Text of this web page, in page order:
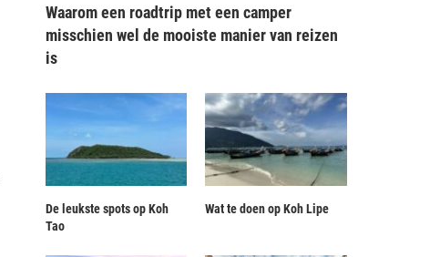
Waarom een roadtrip met een camper
misschien wel de mooiste manier van reizen
is
De leukste spots op Koh
Tao
Wat te doen op Koh Lipe